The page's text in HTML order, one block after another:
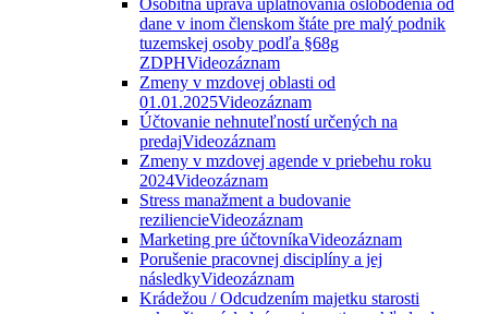
dane v inom členskom štáte pre malý podnik
tuzemskej osoby podľa §68g
ZDPHVideozáznam
Zmeny v mzdovej oblasti od
01.01.2025Videozáznam
Účtovanie nehnuteľností určených na
predajVideozáznam
Zmeny v mzdovej agende v priebehu roku
2024Videozáznam
Stress manažment a budovanie
reziliencieVideozáznam
Marketing pre účtovníkaVideozáznam
Porušenie pracovnej disciplíny a jej
následkyVideozáznam
Krádežou / Odcudzením majetku starosti